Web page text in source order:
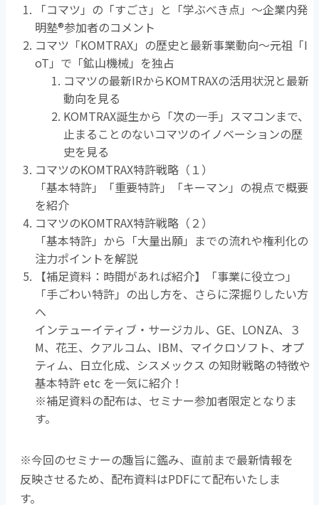
「コマツ」の「すごさ」と「学ぶべき点」～企業内発
明塾®参加者のコメント
コマツ「KOMTRAX」の歴史と最新事業動向～元祖「I
oT」で「鉱山機械」を独占
コマツの最新IRからKOMTRAXの活用状況と最新
動向を見る
KOMTRAX誕生から「次の一手」スマコンまで、
止まることのないコマツのイノベーションの歴
史を見る
コマツのKOMTRAX特許戦略（１）
「基本特許」「重要特許」「キーマン」の視点で概要
を紹介
コマツのKOMTRAX特許戦略（２）
「基本特許」から「大量出願」までの流れや権利化の
注力ポイントを解説
【補足資料：時間があれば紹介】「事業に役立つ」
「手ごわい特許」の出し方を、さらに深掘りしたい方
へ
インテューイティブ・サージカル、GE、LONZA、３
M、花王、クアルコム、IBM、マイクロソフト、 オプ
ティム、 日立化成、シスメックス の知財戦略の特徴や
基本特許 etc を一気に紹介！
※補足資料の配布は、セミナー参加者限定となりま
す。
※今回のセミナーの趣旨に鑑み、直前まで最新情報を
反映させるため、配布資料はPDFにて配布いたしま
す。